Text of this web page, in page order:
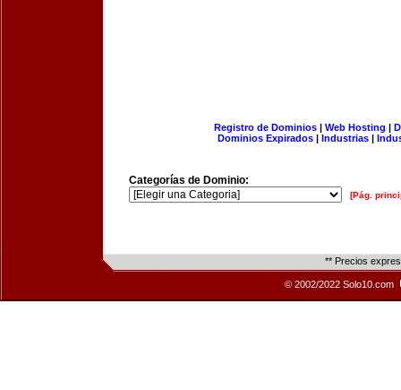
Registro de Dominios| Web Hosting |
Dominios Expirados | Industrias |
Categorías de Dominio:
[Pág.
** Precios
© 2002/2022 Solo10.com